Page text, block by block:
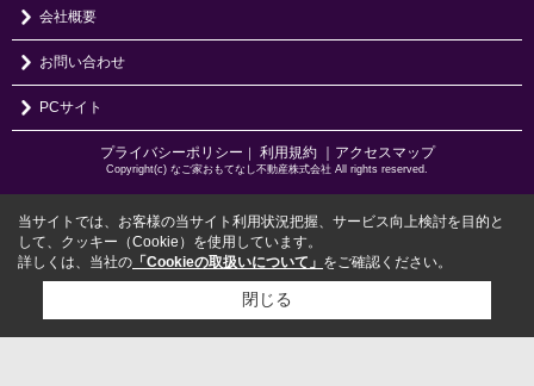
会社概要
お問い合わせ
PCサイト
プライバシーポリシー 利用規約 ｜アクセスマップ
Copyright(c) なご家おもてなし不動産株式会社 All rights reserved.
当サイトでは、お客様の当サイト利用状況把握、サービス向上検討を目的と
して、クッキー（Cookie）を使用しています。
詳しくは、当社の 「Cookieの取扱いについて」 をご確認ください。
閉じる